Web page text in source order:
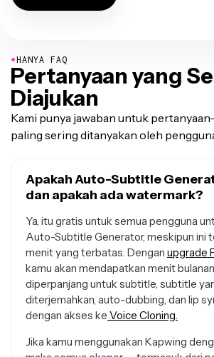
●HANYA FAQ
Pertanyaan yang
Diajukan
Kami punya jawaban untuk
paling sering ditanyakan oleh
Apakah Auto-Subtitle
dan apakah ada watermark?
Ya, itu gratis untuk semua pengguna
Auto-Subtitle Generator, meskipun ini
menit yang terbatas. Dengan upgrade
kamu akan mendapatkan menit
diperpanjang untuk subtitle, subtitle
diterjemahkan, auto-dubbing, dan lip
dengan akses ke Voice Cloning.
Jika kamu menggunakan Kapwing